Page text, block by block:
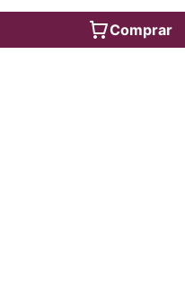
Comprar